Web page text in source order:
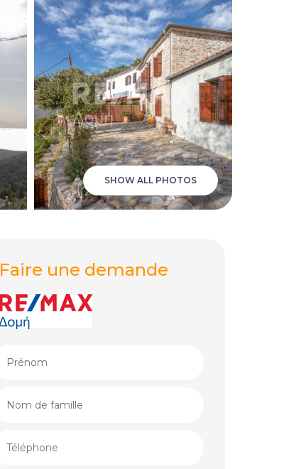
SHOW ALL PHOTOS
Faire une demande